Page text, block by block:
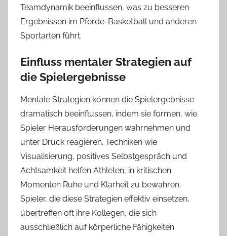
Teamdynamik beeinflussen, was zu besseren
Ergebnissen im Pferde-Basketball und anderen
Sportarten führt.
Einfluss mentaler Strategien auf
die Spielergebnisse
Mentale Strategien können die Spielergebnisse
dramatisch beeinflussen, indem sie formen, wie
Spieler Herausforderungen wahrnehmen und
unter Druck reagieren. Techniken wie
Visualisierung, positives Selbstgespräch und
Achtsamkeit helfen Athleten, in kritischen
Momenten Ruhe und Klarheit zu bewahren.
Spieler, die diese Strategien effektiv einsetzen,
übertreffen oft ihre Kollegen, die sich
ausschließlich auf körperliche Fähigkeiten